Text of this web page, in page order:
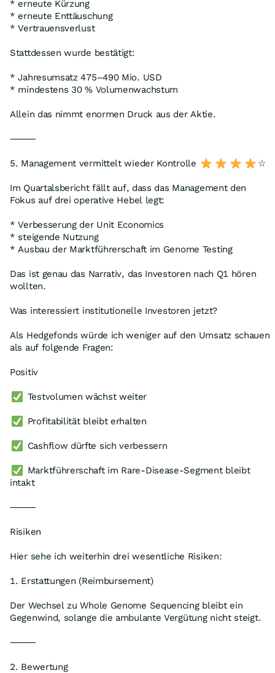
* erneute Kürzung
* erneute Enttäuschung
* Vertrauensverlust
Stattdessen wurde bestätigt:
* Jahresumsatz 475–490 Mio. USD
* mindestens 30 % Volumenwachstum
Allein das nimmt enormen Druck aus der Aktie.
⸻
5. Management vermittelt wieder Kontrolle ☆
Im Quartalsbericht fällt auf, dass das Management den
Fokus auf drei operative Hebel legt:
* Verbesserung der Unit Economics
* steigende Nutzung
* Ausbau der Marktführerschaft im Genome Testing
Das ist genau das Narrativ, das Investoren nach Q1 hören
wollten.
Was interessiert institutionelle Investoren jetzt?
Als Hedgefonds würde ich weniger auf den Umsatz schauen
als auf folgende Fragen:
Positiv
Testvolumen wächst weiter
Profitabilität bleibt erhalten
Cashflow dürfte sich verbessern
Marktführerschaft im Rare-Disease-Segment bleibt
intakt
⸻
Risiken
Hier sehe ich weiterhin drei wesentliche Risiken:
1. Erstattungen (Reimbursement)
Der Wechsel zu Whole Genome Sequencing bleibt ein
Gegenwind, solange die ambulante Vergütung nicht steigt.
⸻
2. Bewertung